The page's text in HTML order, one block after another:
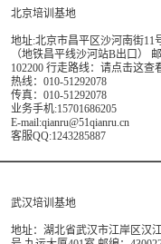
北京培训基地
地址:北京市昌平区沙河南街11
（地铁昌平线沙河站B出口）
102200 行走路线： 请点击这查
热线：010-51292078
传真：010-51292078
业务手机:15701686205
E-mail:qianru@51qianru.cn
客服QQ:1243285887
武汉培训基地
地址：湖北省武汉市江岸区汉